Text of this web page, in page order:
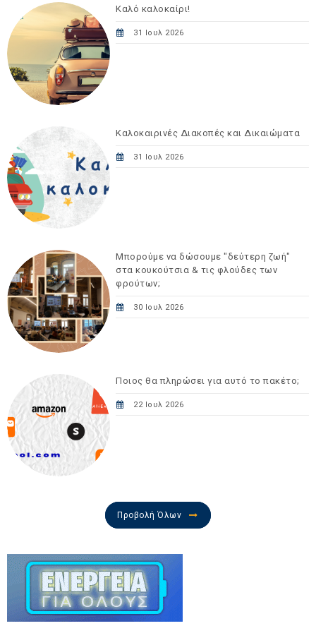
Καλό καλοκαίρι!
31 Ιουλ 2026
Καλοκαιρινές Διακοπές και Δικαιώματα
31 Ιουλ 2026
Μπορούμε να δώσουμε "δεύτερη ζωή"
στα κουκούτσια & τις φλούδες των
φρούτων;
30 Ιουλ 2026
Ποιος θα πληρώσει για αυτό το πακέτο;
22 Ιουλ 2026
Προβολή Όλων